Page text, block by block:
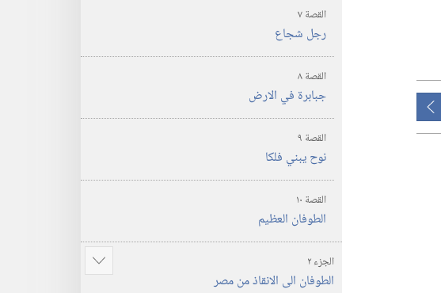
القصة ٧
رجل شجاع
القصة ٨
جبابرة في الارض
القصة ٩
نوح يبني فلكا
القصة ١٠
الطوفان العظيم
الجزء ٢
الطوفان الى الانقاذ من مصر
عرض